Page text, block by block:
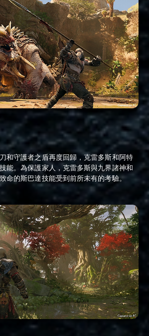
和守護者之盾再度回歸，克雷多斯和阿特
能。為保護家人，克雷多斯與九界諸神和
命的斯巴達技能受到前所未有的考驗。